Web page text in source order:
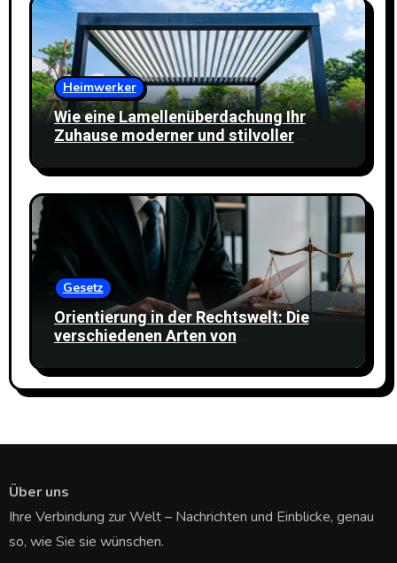
Heimwerker
Wie eine Lamellenüberdachung Ihr
Zuhause moderner und stilvoller
Gesetz
Orientierung in der Rechtswelt: Die
verschiedenen Arten von
Über uns
Ihre Verbindung zur Welt – Nachrichten und Einblicke, genau
so, wie Sie sie wünschen.